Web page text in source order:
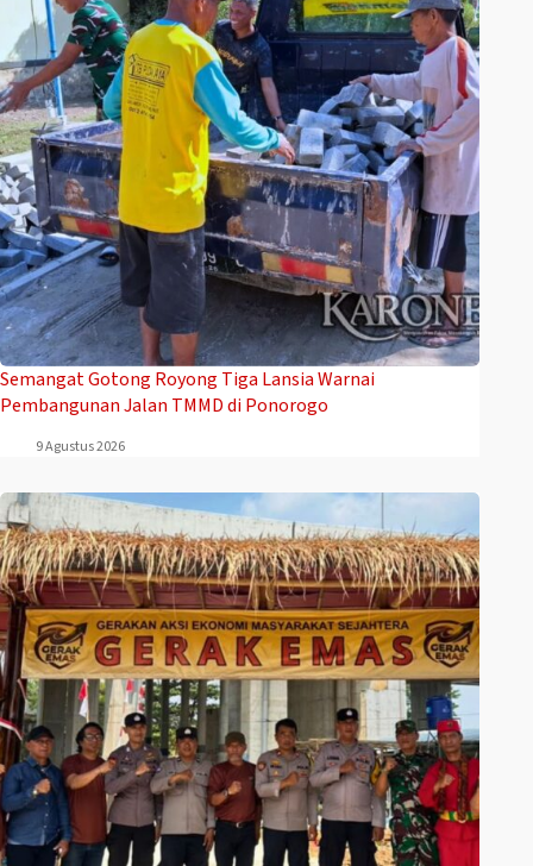
Semangat Gotong Royong Tiga Lansia Warnai
Pembangunan Jalan TMMD di Ponorogo
9 Agustus 2026